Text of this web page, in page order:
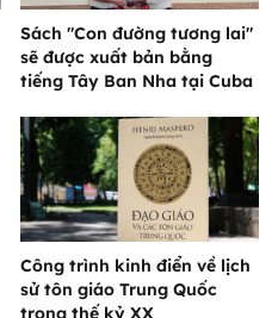
Sách "Con đường tương lai"
sẽ được xuất bản bằng
tiếng Tây Ban Nha tại Cuba
Công trình kinh điển về lịch
sử tôn giáo Trung Quốc
trong thế kỷ XX